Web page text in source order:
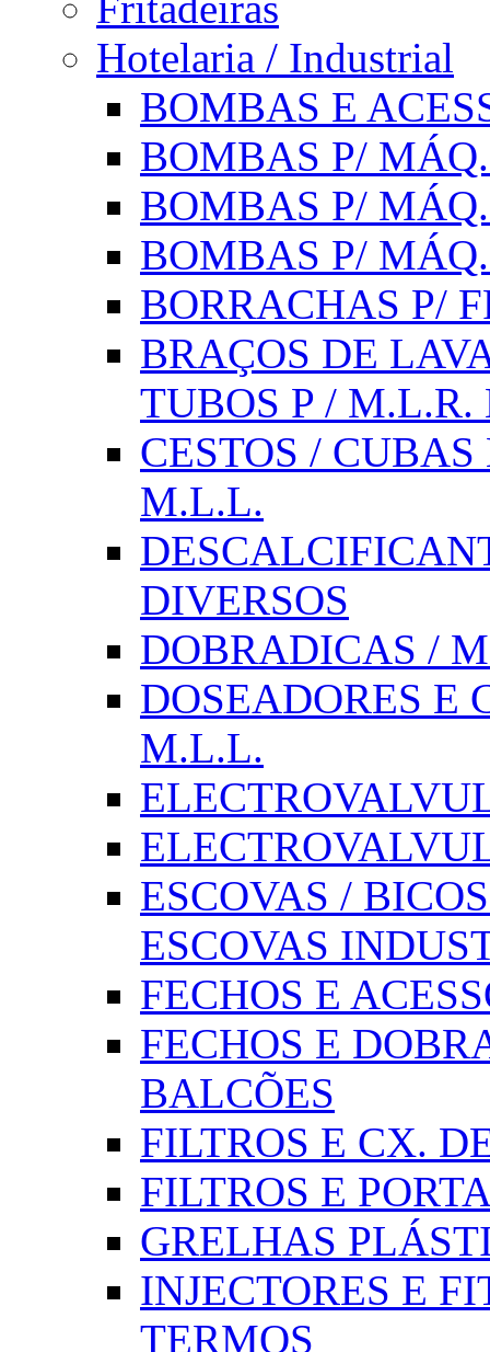
Hotelaria / Industrial
BOMBAS E
BOMBAS P/
BOMBAS P/
BOMBAS P/
BORRACHAS P/
BRAÇOS DE
TUBOS P /
CESTOS /
M.L.L.
DIVERSOS
DOBRADICAS /
DOSEADORES E
M.L.L.
ESCOVAS /
ESCOVAS
FECHOS E
FECHOS E
BALCÕES
FILTROS E CX.
FILTROS E
GRELHAS
INJECTORES E
TERMOS